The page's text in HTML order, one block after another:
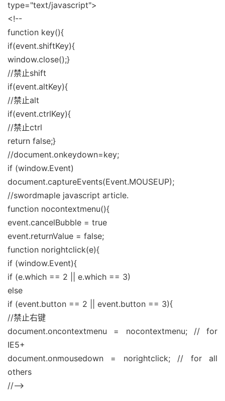
type="text/javascript">
<!--
function key(){
if(event.shiftKey){
window.close();}
//禁止shift
if(event.altKey){
//禁止alt
if(event.ctrlKey){
//禁止ctrl
return false;}
//document.onkeydown=key;
if (window.Event)
document.captureEvents(Event.MOUSEUP);
//swordmaple javascript article.
function nocontextmenu(){
event.cancelBubble = true
event.returnValue = false;
function norightclick(e){
if (window.Event){
if (e.which == 2 || e.which == 3)
else
if (event.button == 2 || event.button == 3){
//禁止右键
document.oncontextmenu = nocontextmenu; // for
IE5+
document.onmousedown = norightclick; // for all
others
//-->